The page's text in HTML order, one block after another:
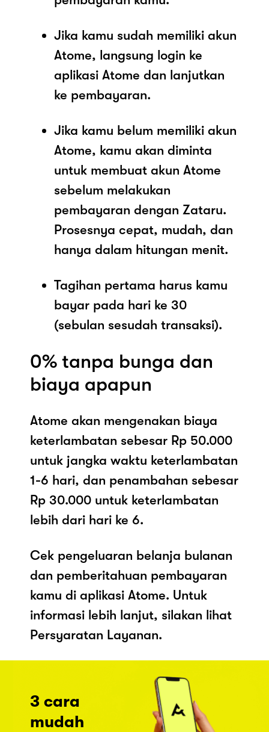
Jika kamu sudah memiliki akun
Atome, langsung login ke
aplikasi Atome dan lanjutkan
ke pembayaran.
Jika kamu belum memiliki akun
Atome, kamu akan diminta
untuk membuat akun Atome
sebelum melakukan
pembayaran dengan Zataru.
Prosesnya cepat, mudah, dan
hanya dalam hitungan menit.
Tagihan pertama harus kamu
bayar pada hari ke 30
(sebulan sesudah transaksi).
0% tanpa bunga dan
biaya apapun
Atome akan mengenakan biaya
keterlambatan sebesar Rp 50.000
untuk jangka waktu keterlambatan
1-6 hari, dan penambahan sebesar
Rp 30.000 untuk keterlambatan
lebih dari hari ke 6.
Cek pengeluaran belanja bulanan
dan pemberitahuan pembayaran
kamu di aplikasi Atome. Untuk
informasi lebih lanjut, silakan lihat
Persyaratan Layanan.
3 cara
mudah